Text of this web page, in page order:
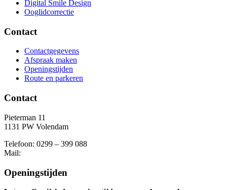
Digital Smile Design
Ooglidcorrectie
Contact
Contactgegevens
Afspraak maken
Openingstijden
Route en parkeren
Contact
Pieterman 11
1131 PW Volendam
Telefoon: 0299 – 399 088
Mail:
Openingstijden